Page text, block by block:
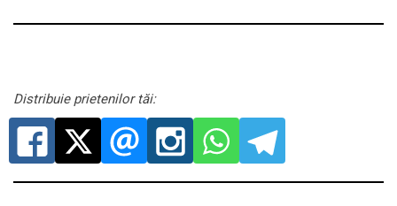
Distribuie prietenilor tăi: